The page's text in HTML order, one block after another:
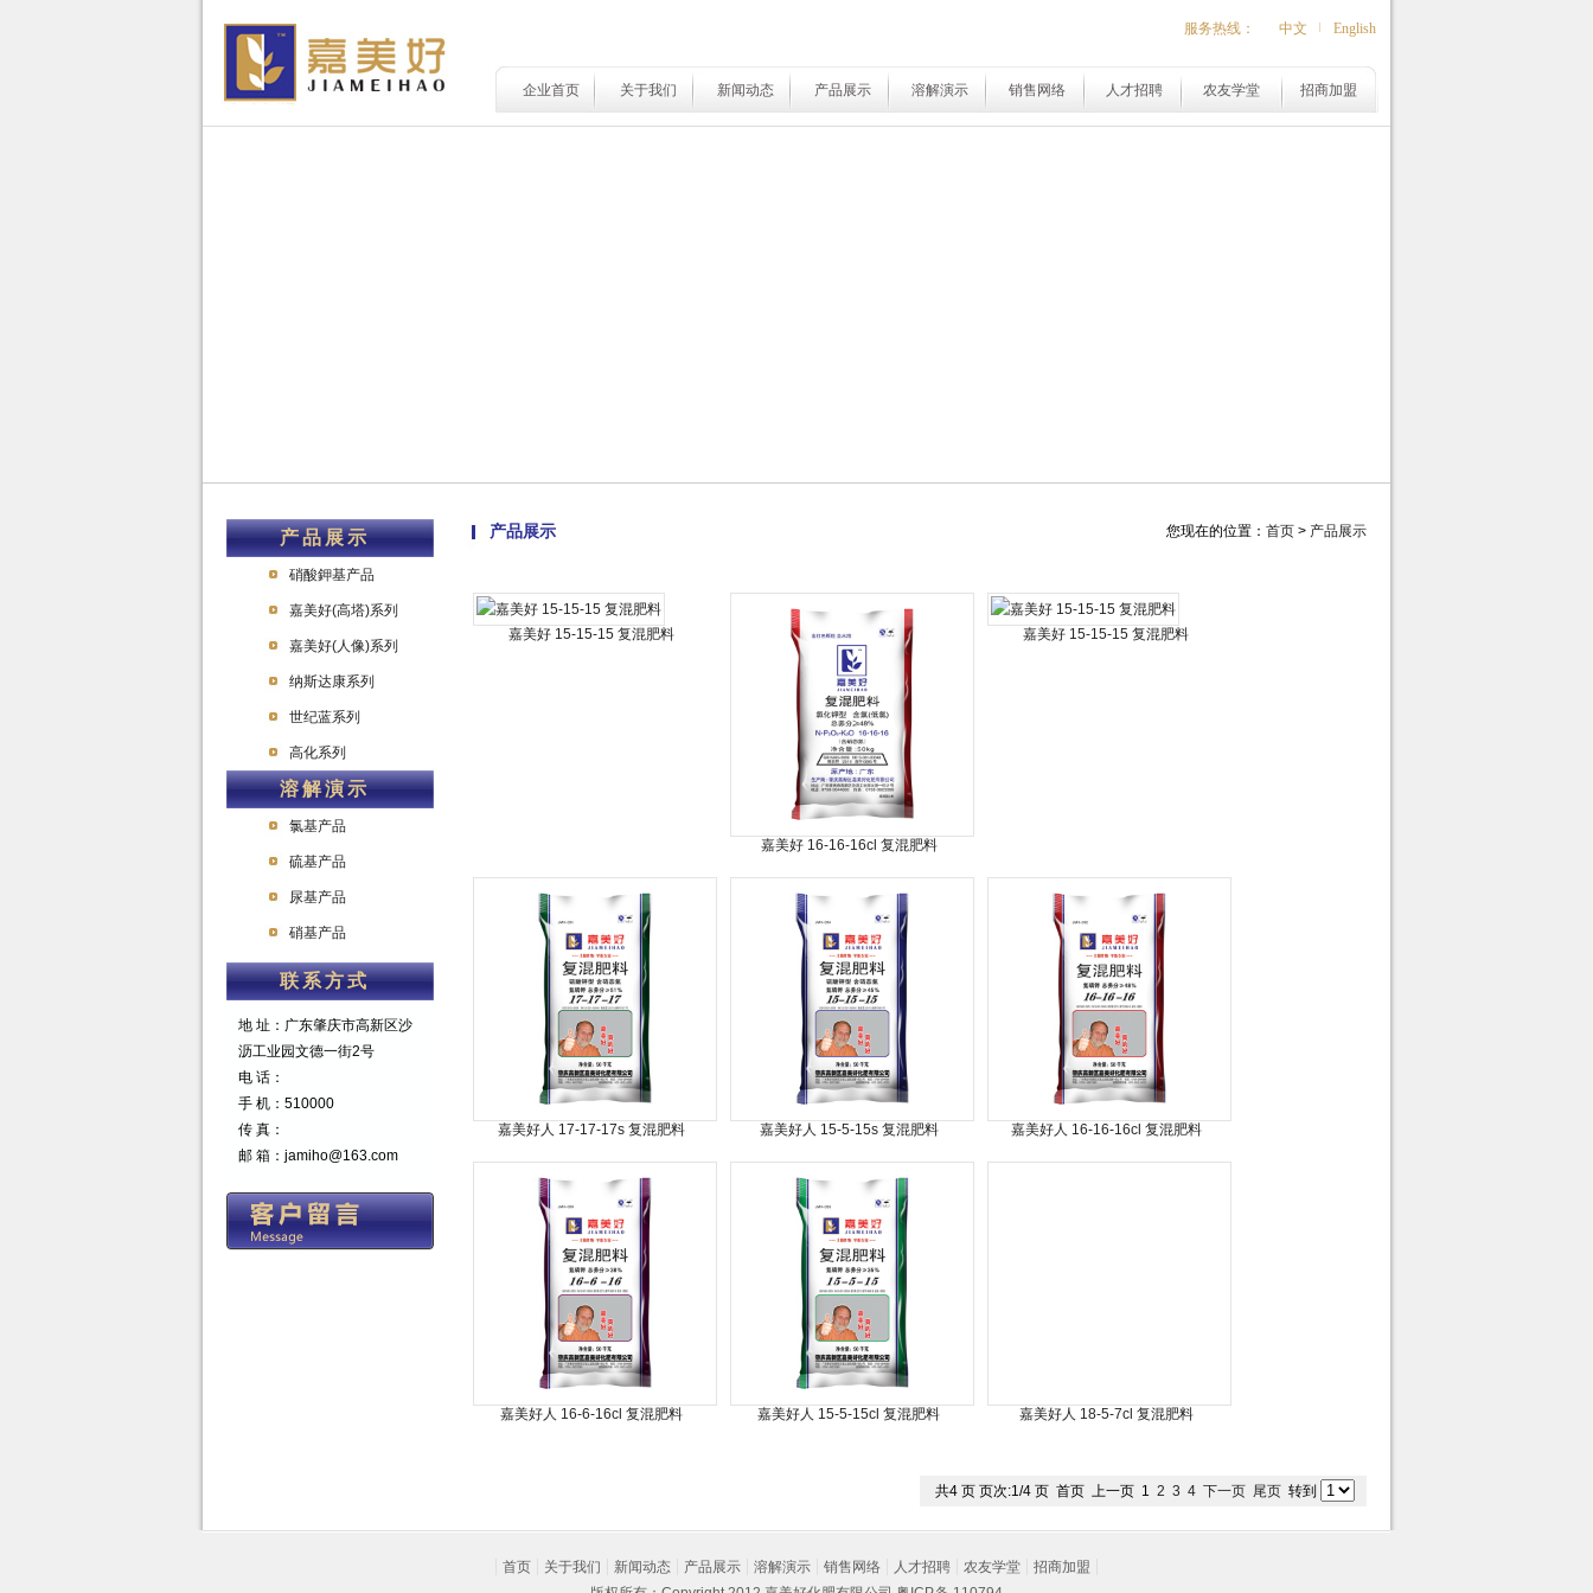
服务热线： 中文 English
企业首页 关于我们 新闻动态 产品展示 溶解演示 销售网络 人才招聘 农友学堂 招商加盟
产品展示
硝酸鉀基产品
嘉美好(高塔)系列
嘉美好(人像)系列
纳斯达康系列
世纪蓝系列
高化系列
溶解演示
氯基产品
硫基产品
尿基产品
硝基产品
联系方式
地 址：广东肇庆市高新区沙
沥工业园文德一街2号
电 话：
手 机：510000
传 真：
邮 箱：jamiho@163.com
产品展示 您现在的位置： 首页 > 产品展示
嘉美好 15-15-15 复混肥料
嘉美好 16-16-16cl 复混肥料
嘉美好 15-15-15 复混肥料
嘉美好人 17-17-17s 复混肥料 嘉美好人 15-5-15s 复混肥料 嘉美好人 16-16-16cl 复混肥料
嘉美好人 16-6-16cl 复混肥料 嘉美好人 15-5-15cl 复混肥料 嘉美好人 18-5-7cl 复混肥料
共4 页 页次:1/4 页 首页 上一页 1 2 3 4 下一页 尾页 转到
首页 关于我们 新闻动态 产品展示 溶解演示 销售网络 人才招聘 农友学堂
招商加盟